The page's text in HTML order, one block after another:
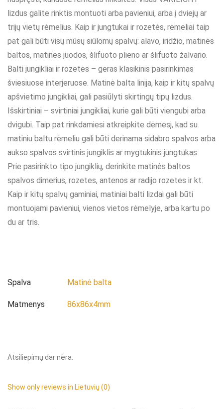
lizdus galite rinktis montuoti arba pavieniui, arba į dviejų ar
trijų vietų rėmelius. Kaip ir jungtukai ir rozetės, rėmeliai taip
pat gali būti visų mūsų siūlomų spalvų: alavo, iridžio, matinės
baltos, matinės juodos, šlifuoto plieno ar šlifuoto žalvario.
Balti jungikliai ir rozetės – geras klasikinis pasirinkimas
šviesiuose interjeruose. Matinė balta linija, kaip ir kitų spalvų
apšvietimo jungikliai, gali pasiūlyti skirtingų tipų lizdus.
Išskirtiniai – svirtiniai jungikliai, kurie gali būti viengubi arba
dvigubi. Taip pat rinkdamiesi atkreipkite dėmesį, kad su
matiniu baltu rėmeliu gali būti derinama sidabro spalvos arba
aukso spalvos svirtinis jungiklis ar mygtukinis jungtukas.
Prie pasirinkto tipo jungiklių, derinkite matinės baltos
spalvos dimerius, rozetes, antenos ar radijo rozetes ir kt.
Kaip ir kitų spalvų gaminiai, matiniai balti lizdai gali būti
montuojami pavieniui, vienos vietos rėmelyje, arba kartu po
du ar tris.
Spalva Matinė balta
Matmenys 86x86x4mm
Atsiliepimų dar nėra.
Show only reviews in Lietuvių (0)